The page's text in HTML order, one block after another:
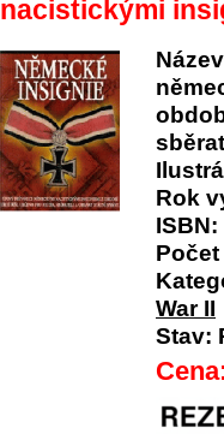
nacistickými
Rok
ISBN:
War II
Stav: